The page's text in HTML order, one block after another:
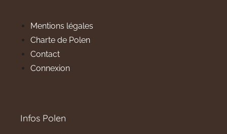
Mentions légales
Charte de Polen
Contact
Connexion
Infos Polen